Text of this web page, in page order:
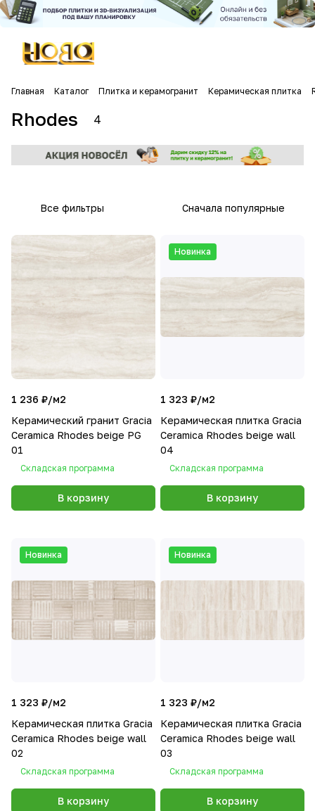
Главная Каталог Плитка и керамогранит Керамическая плитка
Rhodes 4
Все фильтры Сначала популярные
1 236 ₽/м2
Керамический гранит Gracia
Ceramica Rhodes beige PG
01
Складская программа
В корзину
Новинка
1 323 ₽/м2
Керамическая плитка Gracia
Сeramica Rhodes beige wall
04
Складская программа
В корзину
Новинка
1 323 ₽/м2
Керамическая плитка Gracia
Сeramica Rhodes beige wall
02
Складская программа
В корзину
Новинка
1 323 ₽/м2
Керамическая плитка Gracia
Сeramica Rhodes beige wall
03
Складская программа
В корзину